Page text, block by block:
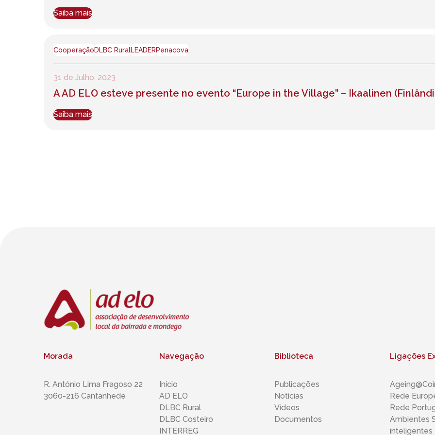
Saiba mais
CooperaçãoDLBC RuralLEADERPenacova
31 de Julho, 2023
A AD ELO esteve presente no evento “Europe in the Village” – Ikaalinen
Saiba mais
Morada
R. António Lima Fragoso 22
3060-216 Cantanhede
Navegação
Início
AD ELO
DLBC Rural
DLBC Costeiro
INTERREG
Biblioteca
Publicações
Notícias
Vídeos
Documentos
Ligações
Rede
Rede
Ambientes
inteligentes